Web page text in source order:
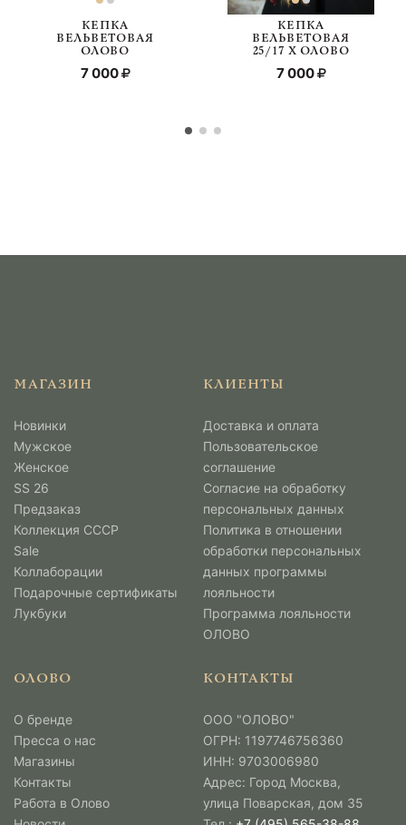
КЕПКА
ВЕЛЬВЕТОВАЯ
ОЛОВО
7 000
КЕПКА
ВЕЛЬВЕТОВАЯ
25/17 Х ОЛОВО
7 000
МАГАЗИН
Новинки
Мужcкое
Женское
SS 26
Предзаказ
Коллекция СССР
Sale
Коллаборации
Подарочные сертификаты
Лукбуки
КЛИЕНТЫ
Доставка и оплата
Пользовательское
соглашение
Согласие на обработку
персональных данных
Политика в отношении
обработки персональных
данных программы
лояльности
Программа лояльности
ОЛОВО
ОЛОВО
О бренде
Пресса о нас
Магазины
Контакты
Работа в Олово
КОНТАКТЫ
ООО "ОЛОВО"
ОГРН: 1197746756360
ИНН: 9703006980
Адрес: Город Москва,
улица Поварская, дом 35